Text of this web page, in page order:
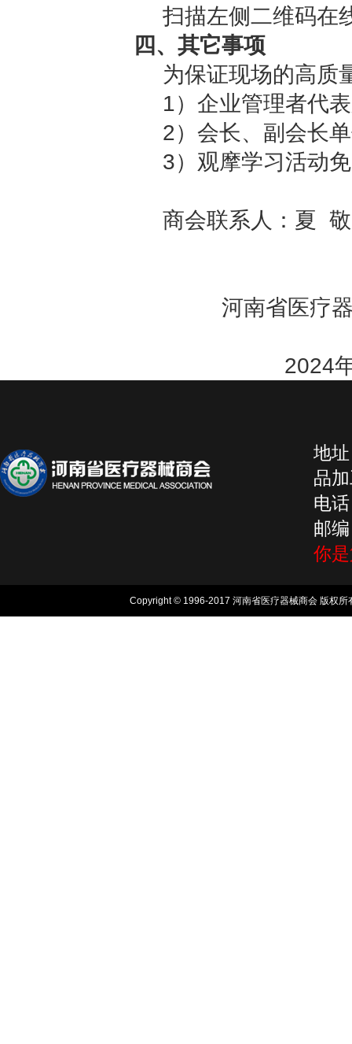
扫描左侧二维码在
四、其它事项
为保证现场的高质
1）企业管理者代
2）会长、副会长
3）观摩学习活动
商会联系人： 夏 敬
河南省医疗器
2024年08
地
品
电
邮
你
Copyright © 1996-2017 河南省医疗器械商会 版权